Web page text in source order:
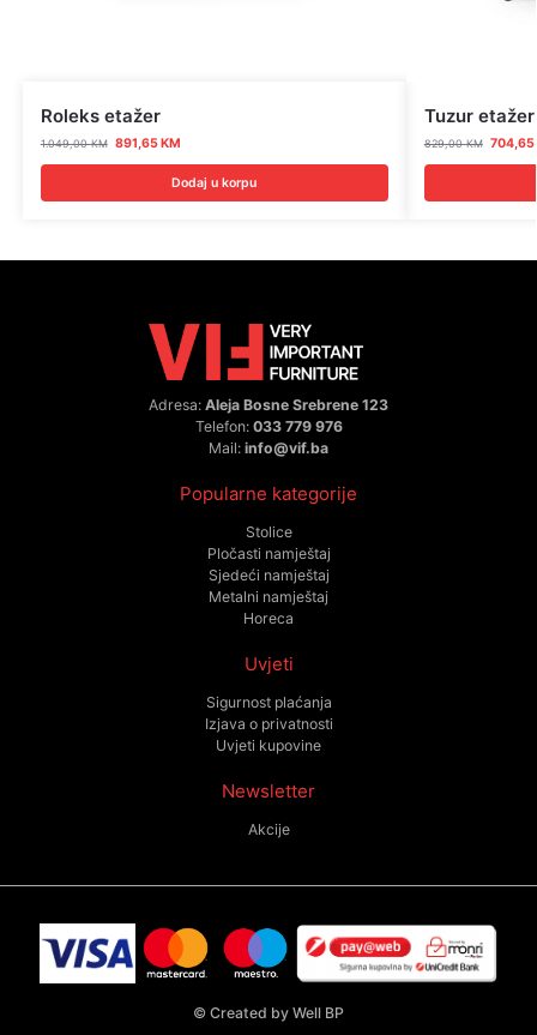
Roleks etažer
1.049,00KM 891,65KM
Dodaj u korpu
Tuzur etažer
829,00KM 704,65
Adresa: Aleja Bosne Srebrene 123
Telefon: 033 779 976
Mail: info@vif.ba
Popularne kategorije
Stolice
Pločasti namještaj
Sjedeći namještaj
Metalni namještaj
Horeca
Uvjeti
Sigurnost plaćanja
Izjava o privatnosti
Uvjeti kupovine
Newsletter
Akcije
© Created by Well BP